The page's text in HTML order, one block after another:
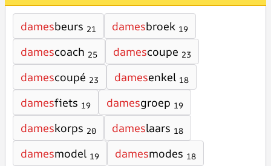
damesbeurs 21 damesbroek 19
damescoach 25 damescoupe 23
damescoupé 23 damesenkel 18
damesfiets 19 damesgroep 19
dameskorps 20 dameslaars 18
damesmodel 19 damesmodes 18